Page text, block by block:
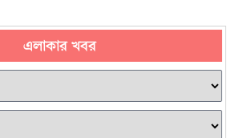
এলাকার খবর